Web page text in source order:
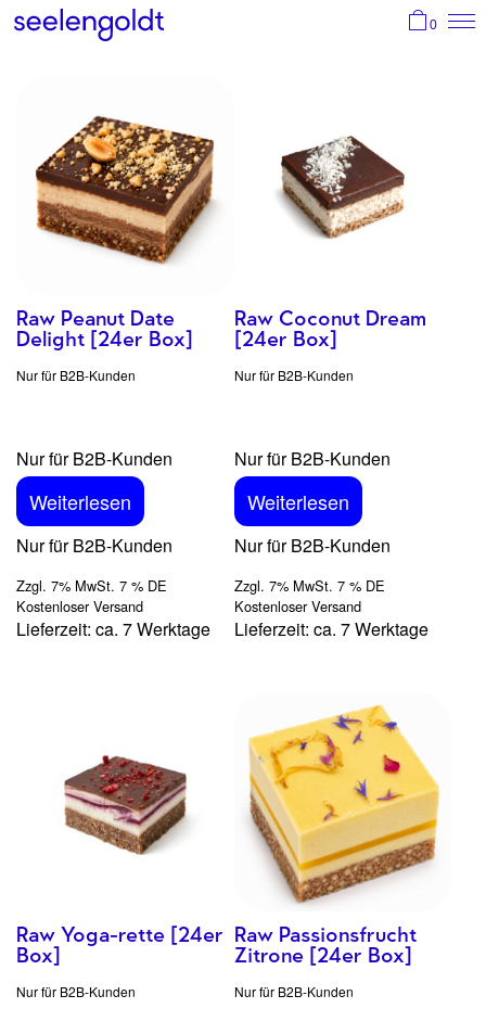
About
Standorte
Suche
0
Raw Peanut Date
Delight [24er Box]
Nur für B2B-Kunden
Nur für B2B-Kunden
Weiterlesen
Nur für B2B-Kunden
Zzgl. 7% MwSt. 7 % DE
Kostenloser Versand
Lieferzeit: ca. 7 Werktage
Raw Coconut Dream
[24er Box]
Nur für B2B-Kunden
Nur für B2B-Kunden
Weiterlesen
Nur für B2B-Kunden
Zzgl. 7% MwSt. 7 % DE
Kostenloser Versand
Lieferzeit: ca. 7 Werktage
Raw Yoga-rette [24er
Box]
Nur für B2B-Kunden
Raw Passionsfrucht
Zitrone [24er Box]
Nur für B2B-Kunden